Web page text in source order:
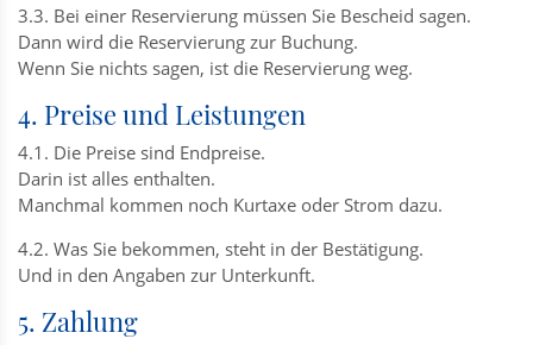
3.3. Bei einer Reservierung müssen Sie Bescheid sagen.
Dann wird die Reservierung zur Buchung.
Wenn Sie nichts sagen, ist die Reservierung weg.
4. Preise und Leistungen
4.1. Die Preise sind Endpreise.
Darin ist alles enthalten.
Manchmal kommen noch Kurtaxe oder Strom dazu.
4.2. Was Sie bekommen, steht in der Bestätigung.
Und in den Angaben zur Unterkunft.
5. Zahlung